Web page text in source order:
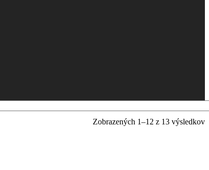
Zobrazených 1–12 z 13 výsledkov